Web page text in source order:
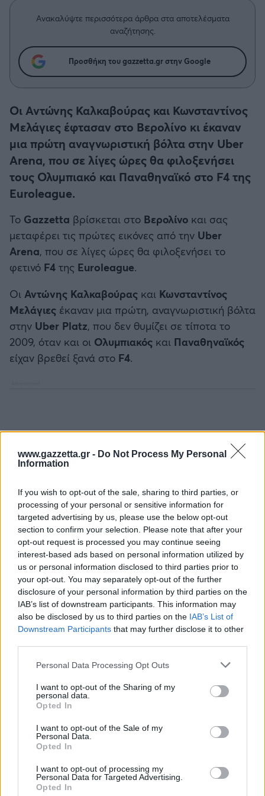
www.gazzetta.gr - Do Not Process My Personal
Information
If you wish to opt-out of the sale, sharing to third parties, or
processing of your personal or sensitive information for
targeted advertising by us, please use the below opt-out
section to confirm your selection. Please note that after your
opt-out request is processed you may continue seeing
interest-based ads based on personal information utilized by
us or personal information disclosed to third parties prior to
your opt-out. You may separately opt-out of the further
disclosure of your personal information by third parties on the
IAB’s list of downstream participants. This information may
also be disclosed by us to third parties on the IAB’s List of
Downstream Participants that may further disclose it to other
Please note that this website/app uses one or more Google
not limited to your visit or usage behaviour. You may click to
grant or deny consent to Google and its third-party tags to
use your data for below specified purposes in below Google
consent section.
Personal Data Processing Opt Outs
I want to opt-out of the Sharing of my
personal data.
Opted In
I want to opt-out of the Sale of my
Personal Data.
Opted In
I want to opt-out of processing my
Personal Data for Targeted Advertising.
Opted In
Άρης
Λεβαδειακός
Βόλος
Ατρόμητος Αθηνών
Κηφισιά
Παναιτωλικός
Καλαμάτα
Ηρακλής
Μπαρτσελόνα
Μάντσεστερ Γιουνάιτεντ
Μάντσεστερ Σίτι
Λίβερπουλ
Τσέλσι
Άρσεναλ
Γιουβέντους
Μίλαν
Μπάγερν Μονάχου
Μεγάλη μου Αγάπη
Ανακαλύψτε περισσότερα άρθρα στα αποτελέσματα
αναζήτησης.
Προσθήκη του gazzetta.gr στην Google
Οι Αντώνης Καλκαβούρας και Κωνσταντίνος
Μελάγιες έφτασαν στο Βερολίνο κι έκαναν
μια πρώτη αναγνωριστική βόλτα στην Uber
Arena, που σε λίγες ώρες θα φιλοξενήσει
τους Ολυμπιακό και Παναθηναϊκό στο F4 της
Euroleague.
Το Gazzetta βρίσκεται στο Βερολίνο και σας
μεταφέρει τις πρώτες εικόνες από την Uber
Arena, που σε λίγες ώρες θα φιλοξενήσει το
φετινό F4 της Euroleague.
Οι Αντώνης Καλκαβούρας και Κωνσταντίνος
Μελάγιες έκαναν μια πρώτη, αναγνωριστική βόλτα
στην Uber Platz, που δεν θυμίζει σε τίποτα το
2009, όταν και οι Ολυμπιακός και Παναθηναϊκός
είχαν βρεθεί ξανά στο F4.
Εν αναμονή της άφιξης των δύο αιωνίων στην
πρωτεύουσα της Γερμανίας, δείτε το πρώτο σχόλιο
Gazzetta, που θα βρίσκεται φυσικά στις